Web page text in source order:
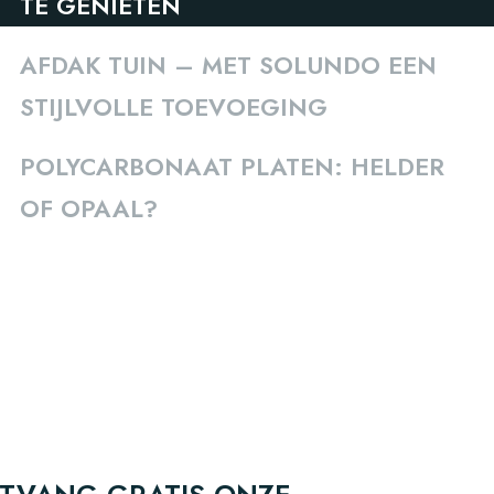
AFDAK TUIN – MET SOLUNDO EEN
STIJLVOLLE TOEVOEGING
POLYCARBONAAT PLATEN: HELDER
OF OPAAL?